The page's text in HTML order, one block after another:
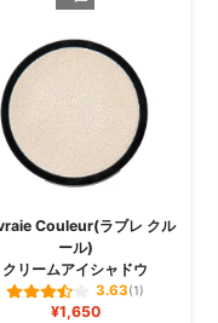
Couleur(ラブレ クル
ール)
クリームアイシャドウ
3.63(1)
¥1,650